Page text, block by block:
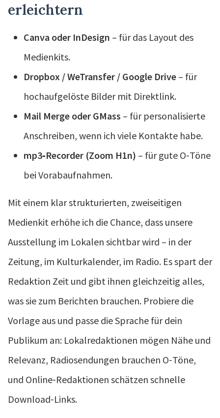
erleichtern
Canva oder InDesign – für das Layout des
Medienkits.
Dropbox / WeTransfer / Google Drive – für
hochaufgelöste Bilder mit Direktlink.
Mail Merge oder GMass – für personalisierte
Anschreiben, wenn ich viele Kontakte habe.
mp3‑Recorder (Zoom H1n) – für gute O‑Töne
bei Vorabaufnahmen.
Mit einem klar strukturierten, zweiseitigen
Medienkit erhöhe ich die Chance, dass unsere
Ausstellung im Lokalen sichtbar wird – in der
Zeitung, im Kulturkalender, im Radio. Es spart der
Redaktion Zeit und gibt ihnen gleichzeitig alles,
was sie zum Berichten brauchen. Probiere die
Vorlage aus und passe die Sprache für dein
Publikum an: Lokalredaktionen mögen Nähe und
Relevanz, Radiosendungen brauchen O‑Töne,
und Online‑Redaktionen schätzen schnelle
Download‑Links.